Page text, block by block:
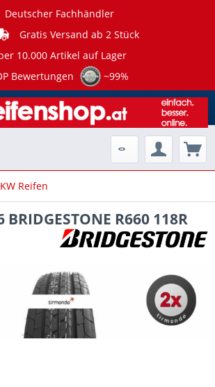
Deutscher Fachhändler
Gratis Versand ab 2 Stück
10.000 Artikel auf Lager
Bewertungen
~99%
Reifen
R660 118R